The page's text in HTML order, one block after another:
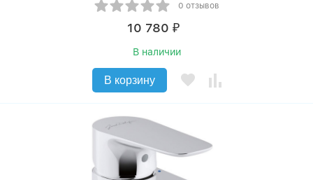
0 отзывов
10 780 ₽
В наличии
В корзину